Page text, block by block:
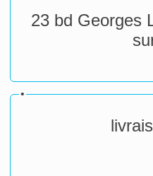
23 bd Georges
•